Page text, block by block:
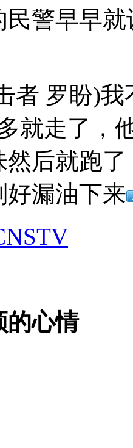
摧毁
出火海
合力深夜将其击毙
狠手拳打脚踢
主义
警早早
罗盼)我
就走了，
后就跑
好漏油下来
的心情